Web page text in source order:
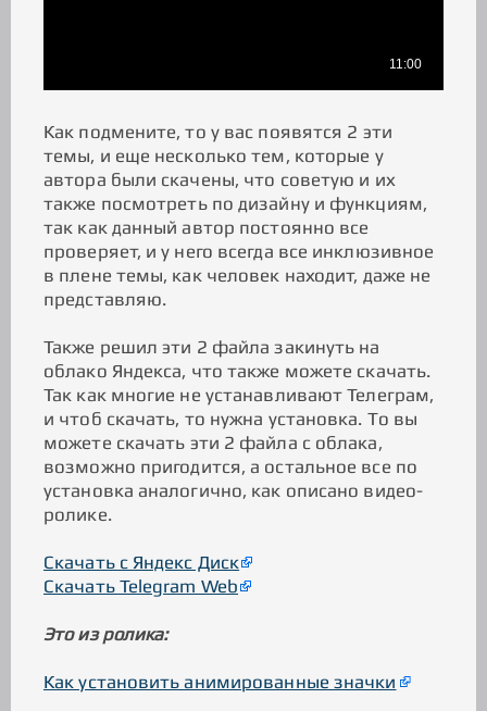
Как подмените, то у вас появятся 2 эти
темы, и еще несколько тем, которые у
автора были скачены, что советую и их
также посмотреть по дизайну и функциям,
так как данный автор постоянно все
проверяет, и у него всегда все инклюзивное
в плене темы, как человек находит, даже не
представляю.
Также решил эти 2 файла закинуть на
облако Яндекса, что также можете скачать.
Так как многие не устанавливают Телеграм,
и чтоб скачать, то нужна установка. То вы
можете скачать эти 2 файла с облака,
возможно пригодится, а остальное все по
установка аналогично, как описано видео-
ролике.
Скачать с Яндекс Диск
Скачать Telegram Web
Это из ролика:
Как установить анимированные значки